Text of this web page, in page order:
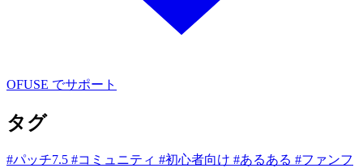
OFUSE でサポート
タグ
#パッチ7.5 #コミュニティ #初心者向け #あるある #ファンフ